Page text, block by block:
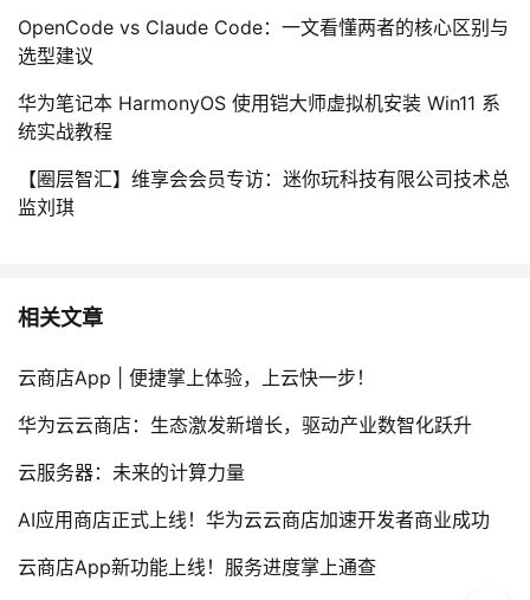
OpenCode vs Claude Code：一文看懂两者的核心区别与
选型建议
华为笔记本 HarmonyOS 使用铠大师虚拟机安装 Win11 系
统实战教程
【圈层智汇】维享会会员专访：迷你玩科技有限公司技术总
监刘琪
相关文章
云商店App | 便捷掌上体验，上云快一步！
华为云云商店：生态激发新增长，驱动产业数智化跃升
云服务器：未来的计算力量
AI应用商店正式上线！华为云云商店加速开发者商业成功
云商店App新功能上线！服务进度掌上通查